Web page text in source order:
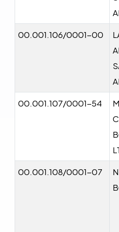
00.001.106/0001-00
00.001.107/0001-54
00.001.108/0001-07